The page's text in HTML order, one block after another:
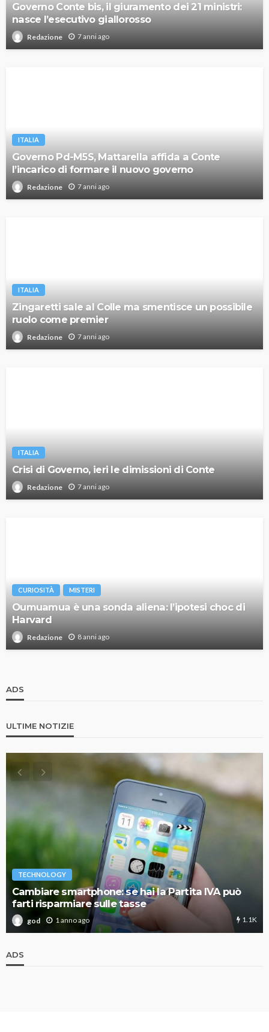
Governo Conte bis, il giuramento dei 21 ministri:
nasce l’esecutivo giallorosso
Redazione 7 anni ago
ITALIA
Governo Pd-M5S, Mattarella affida a Conte
l’incarico di formare il nuovo governo
Redazione 7 anni ago
ITALIA
Zingaretti sale al Colle ma smentisce un possibile
ruolo come premier
Redazione 7 anni ago
ITALIA
Crisi di Governo, ieri le dimissioni di Conte
Redazione 7 anni ago
CURIOSITÀ MISTERI
Oumuamua è una sonda aliena: l’ipotesi choc di
Harvard
Redazione 8 anni ago
ADS
ULTIME NOTIZIE
TECHNOLOGY
Cambiare smartphone: se hai la Partita IVA può
farti risparmiare sulle tasse
god 1 anno ago 1.1K
ADS